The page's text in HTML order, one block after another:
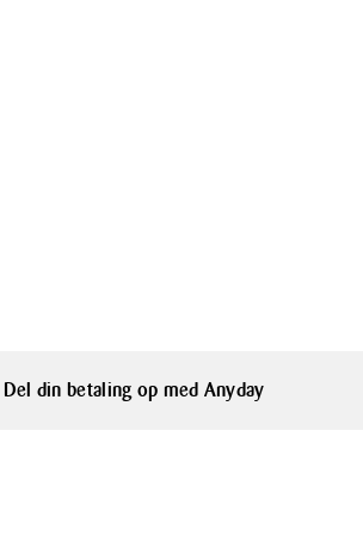
Del din betaling op med Anyday